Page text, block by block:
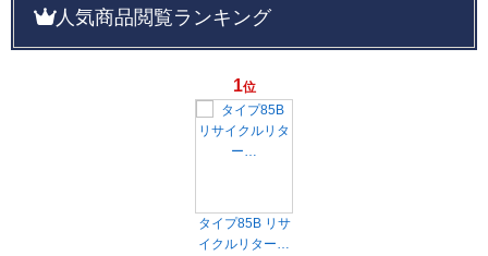
FAX注文用紙の印刷
新規登録キャンペーン
メーカーカタログ一覧
キャンペーン
おすすめ
人気商品閲覧ランキング
1位
タイプ85B リサ
イクルリター…